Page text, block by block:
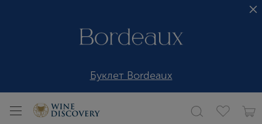
Буклет Bordeaux